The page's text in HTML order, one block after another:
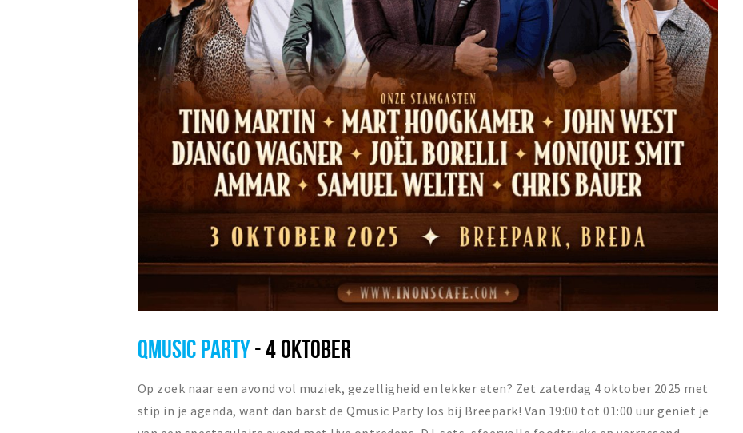
QMUSIC PARTY- 4 OKTOBER
Op zoek naar een avond vol muziek, gezelligheid en lekker eten? Zet zaterdag 4 oktober 2025 met
stip in je agenda, want dan barst de Qmusic Party los bij Breepark! Van 19:00 tot 01:00 uur geniet je